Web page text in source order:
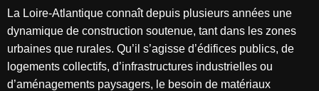
La Loire-Atlantique connaît depuis plusieurs années une
dynamique de construction soutenue, tant dans les zones
urbaines que rurales. Qu’il s’agisse d’édifices publics, de
logements collectifs, d’infrastructures industrielles ou
d’aménagements paysagers, le besoin de matériaux